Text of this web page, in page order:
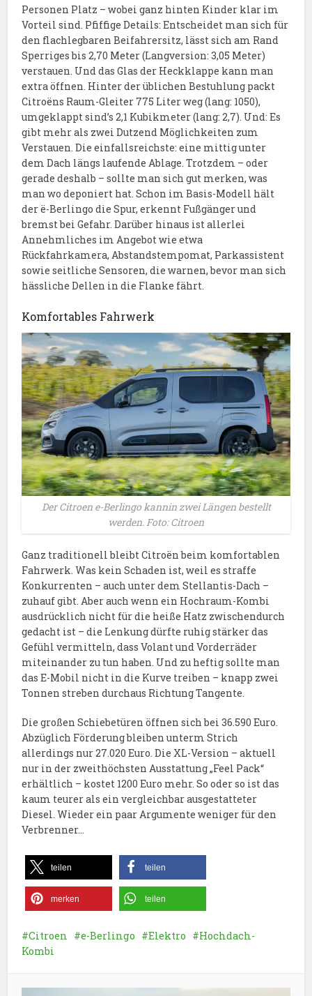
Personen Platz – wobei ganz hinten Kinder klar im
Vorteil sind. Pfiffige Details: Entscheidet man sich für
den flachlegbaren Beifahrersitz, lässt sich am Rand
Sperriges bis 2,70 Meter (Langversion: 3,05 Meter)
verstauen. Und das Glas der Heckklappe kann man
extra öffnen. Hinter der üblichen Bestuhlung packt
Citroëns Raum-Gleiter 775 Liter weg (lang: 1050),
umgeklappt sind’s 2,1 Kubikmeter (lang: 2,7). Und: Es
gibt mehr als zwei Dutzend Möglichkeiten zum
Verstauen. Die einfallsreichste: eine mittig unter
dem Dach längs laufende Ablage. Trotzdem – oder
gerade deshalb – sollte man sich gut merken, was
man wo deponiert hat. Schon im Basis-Modell hält
der ë-Berlingo die Spur, erkennt Fußgänger und
bremst bei Gefahr. Darüber hinaus ist allerlei
Annehmliches im Angebot wie etwa
Rückfahrkamera, Abstandstempomat, Parkassistent
sowie seitliche Sensoren, die warnen, bevor man sich
hässliche Dellen in die Flanke fährt.
Komfortables Fahrwerk
Der Citroen e-Berlingo kannin zwei Längen bestellt
werden. Foto: Citroen
Ganz traditionell bleibt Citroën beim komfortablen
Fahrwerk. Was kein Schaden ist, weil es straffe
Konkurrenten – auch unter dem Stellantis-Dach –
zuhauf gibt. Aber auch wenn ein Hochraum-Kombi
ausdrücklich nicht für die heiße Hatz zwischendurch
gedacht ist – die Lenkung dürfte ruhig stärker das
Gefühl vermitteln, dass Volant und Vorderräder
miteinander zu tun haben. Und zu heftig sollte man
das E-Mobil nicht in die Kurve treiben – knapp zwei
Tonnen streben durchaus Richtung Tangente.
Die großen Schiebetüren öffnen sich bei 36.590 Euro.
Abzüglich Förderung bleiben unterm Strich
allerdings nur 27.020 Euro. Die XL-Version – aktuell
nur in der zweithöchsten Ausstattung „Feel Pack“
erhältlich – kostet 1200 Euro mehr. So oder so ist das
kaum teurer als ein vergleichbar ausgestatteter
Diesel. Wieder ein paar Argumente weniger für den
Verbrenner…
teilen teilen
merken teilen
Citroen e-Berlingo Elektro
Hochdach-
Kombi